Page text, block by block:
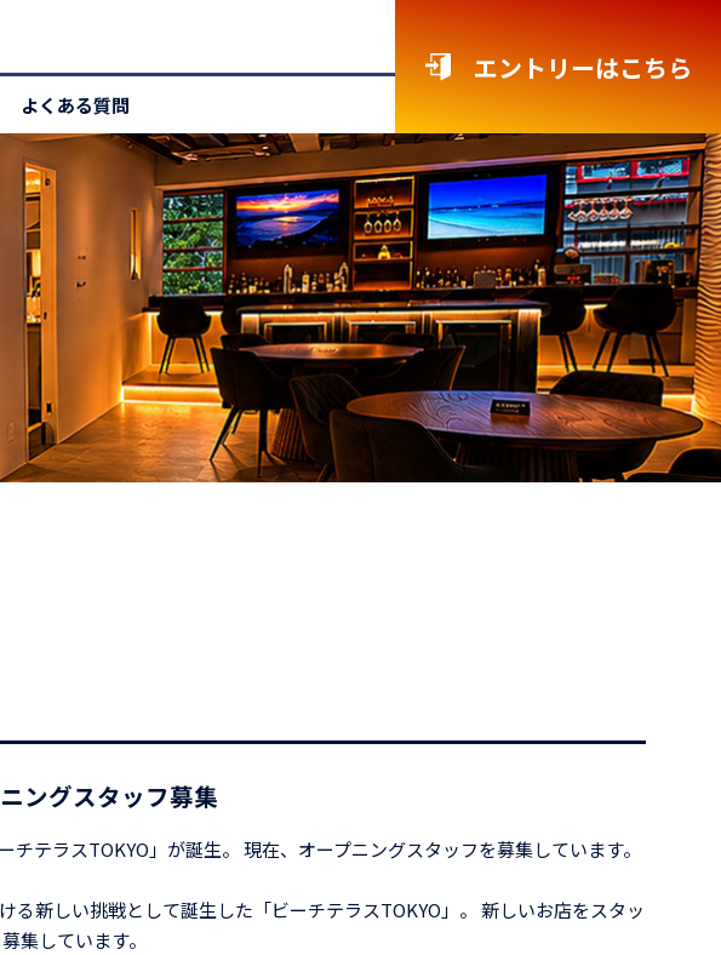
エントリーはこちら
よくある質問
ングスタッフ募集
テラスTOKYO」が誕生。 現在、オープニングスタッフを募集しています。
る新しい挑戦として誕生した「ビーチテラスTOKYO」。 新しいお店をスタッ
集しています。